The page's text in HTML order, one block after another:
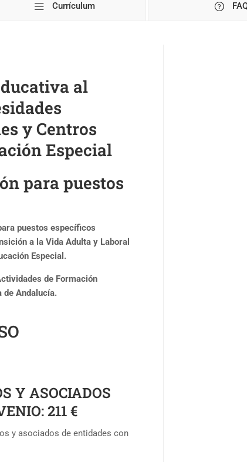
Currículum
al
y Centros
Especial
para puestos
puestos específicos
a la Vida Adulta y Laboral
Especial.
de Formación
de Andalucía.
Y ASOCIADOS
211 €
y asociados de entidades con